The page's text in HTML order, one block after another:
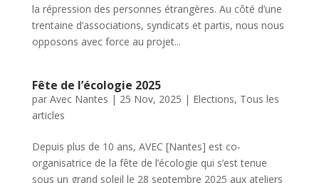
la répression des personnes étrangères. Au côté d’une
trentaine d’associations, syndicats et partis, nous nous
opposons avec force au projet...
Fête de l’écologie 2025
par Avec Nantes | 25 Nov, 2025 | Elections, Tous les
articles
Depuis plus de 10 ans, AVEC [Nantes] est co-
organisatrice de la fête de l’écologie qui s’est tenue
sous un grand soleil le 28 septembre 2025 aux ateliers